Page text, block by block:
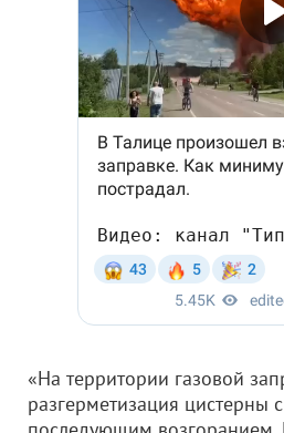
«На территории газовой
разгерметизация цистерны